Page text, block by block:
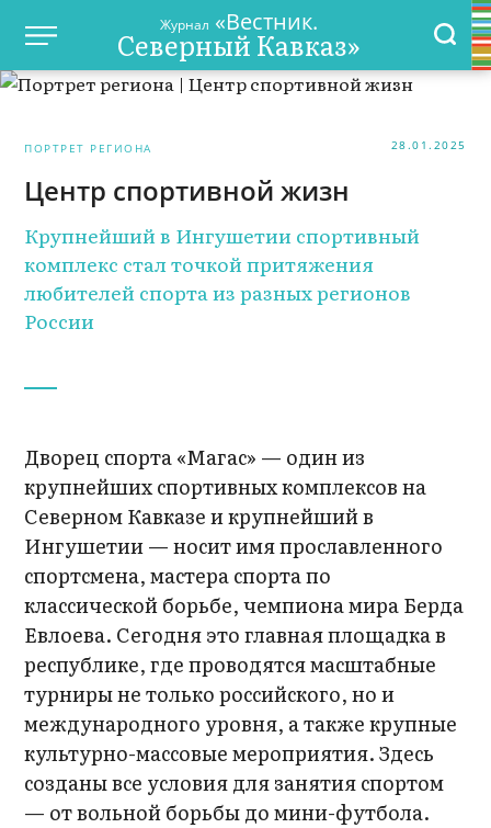
Журнал «Вестник.
Северный Кавказ»
ПОРТРЕТ РЕГИОНА 28.01.2025
Центр спортивной жизн
Крупнейший в Ингушетии спортивный
комплекс стал точкой притяжения
любителей спорта из разных регионов
России
Дворец спорта «Магас» — один из
крупнейших спортивных комплексов на
Северном Кавказе и крупнейший в
Ингушетии — носит имя прославленного
спортсмена, мастера спорта по
классической борьбе, чемпиона мира Берда
Евлоева. Сегодня это главная площадка в
республике, где проводятся масштабные
турниры не только российского, но и
международного уровня, а также крупные
культурно-массовые мероприятия. Здесь
созданы все условия для занятия спортом
— от вольной борьбы до мини-футбола.